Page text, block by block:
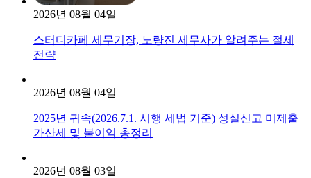
2026년 08월 04일
스터디카페 세무기장, 노량진 세무사가 알려주는 절세
전략
2026년 08월 04일
2025년 귀속(2026.7.1. 시행 세법 기준) 성실신고 미제출
가산세 및 불이익 총정리
2026년 08월 03일